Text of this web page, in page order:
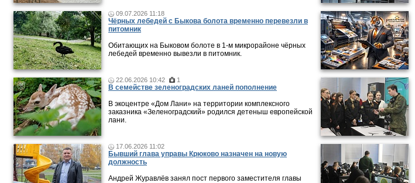
09.07.2026 11:18
Чёрных лебедей с Быкова болота временно перевезли в
питомник
Обитающих на Быковом болоте в 1-м микрорайоне чёрных
лебедей временно вывезли в питомник.
22.06.2026 10:42 1
В семействе зеленоградских ланей пополнение
В экоцентре «Дом Лани» на территории комплексного
заказника «Зеленоградский» родился детеныш европейской
лани.
17.06.2026 11:02
Бывший глава управы Крюково назначен на новую
должность
Андрей Журавлёв занял пост первого заместителя главы